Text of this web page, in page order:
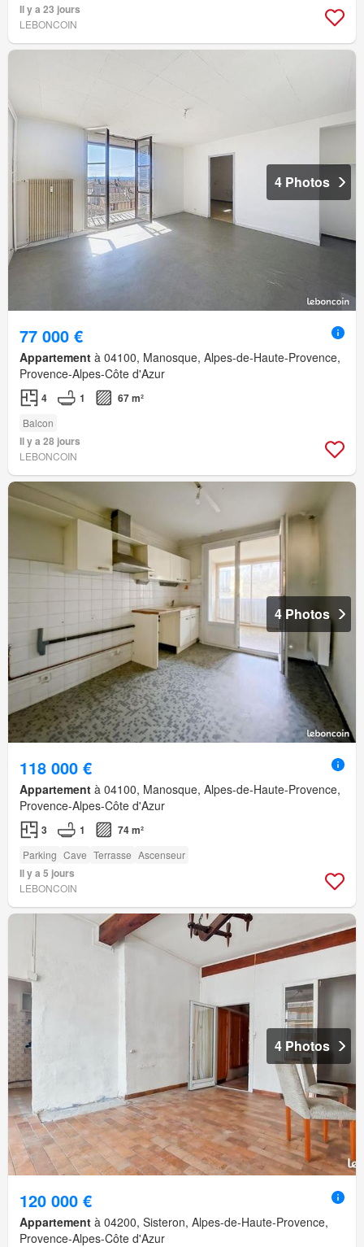
Il y a 23 jours
LEBONCOIN
4 Photos
77 000 €
Appartement à 04100, Manosque, Alpes-de-Haute-Provence,
Provence-Alpes-Côte d'Azur
4 1 67 m²
Balcon
Il y a 28 jours
LEBONCOIN
4 Photos
118 000 €
Appartement à 04100, Manosque, Alpes-de-Haute-Provence,
Provence-Alpes-Côte d'Azur
3 1 74 m²
Parking Cave Terrasse Ascenseur
Il y a 5 jours
LEBONCOIN
4 Photos
120 000 €
Appartement à 04200, Sisteron, Alpes-de-Haute-Provence,
Provence-Alpes-Côte d'Azur